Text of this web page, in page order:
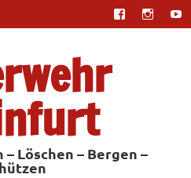
Löschen – Bergen –